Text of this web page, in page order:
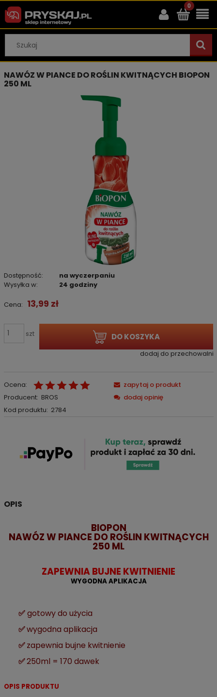
NAWÓZ W PIANCE DO ROŚLIN KWITNĄCYCH BIOPON
250 ML
Dostępność:
na wyczerpaniu
Wysyłka w:
24 godziny
Cena: 13,99 zł
szt DO KOSZYKA
dodaj do przechowalni
Ocena:
Producent: BROS
Kod produktu: 2784
zapytaj o produkt
dodaj opinię
OPIS
BIOPON
NAWÓZ W PIANCE DO ROŚLIN KWITNĄCYCH
250 ML
ZAPEWNIA BUJNE KWITNIENIE
WYGODNA APLIKACJA
✅gotowy do użycia
✅wygodna aplikacja
✅zapewnia bujne kwitnienie
✅250ml = 170 dawek
OPIS PRODUKTU